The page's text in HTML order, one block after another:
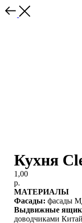
Кухня
1,00
р.
МАТЕРИАЛЫ
Фасады: фасады
Выдвижные
доводчиками Китай